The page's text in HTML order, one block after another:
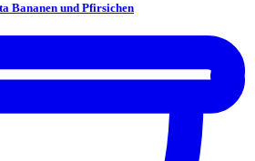
Bananen und Pfirsichen